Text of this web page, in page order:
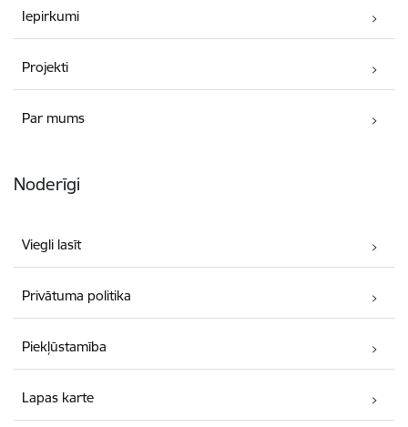
Iepirkumi
Projekti
Par mums
Noderīgi
Viegli lasīt
Privātuma politika
Piekļūstamība
Lapas karte